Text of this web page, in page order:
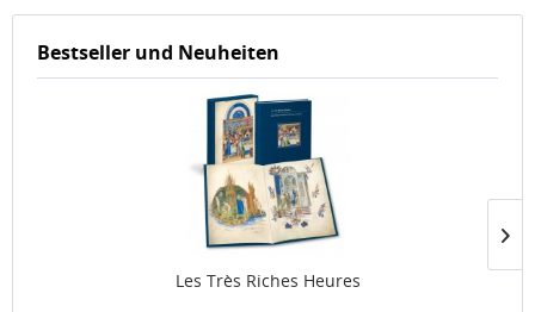
Bestseller und Neuheiten
Les Très Riches Heures